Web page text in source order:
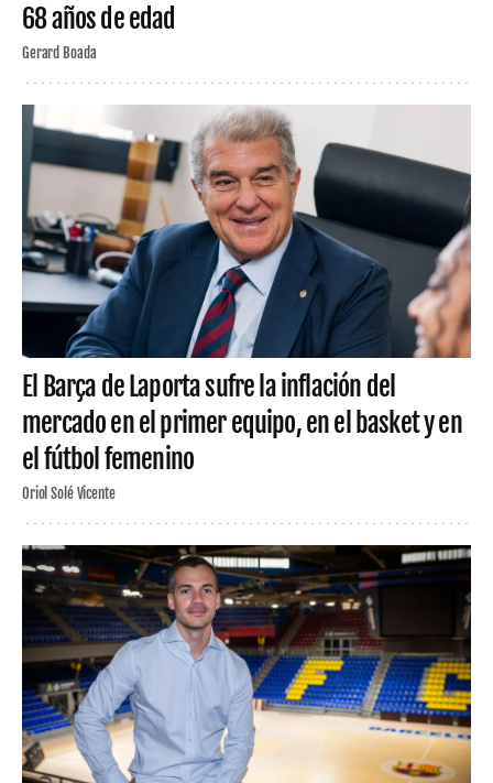
68 años de edad
Gerard Boada
El Barça de Laporta sufre la inflación del
mercado en el primer equipo, en el basket y en
el fútbol femenino
Oriol Solé Vicente